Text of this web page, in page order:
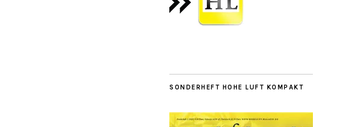
SONDERHEFT HOHE LUFT KOMPAKT